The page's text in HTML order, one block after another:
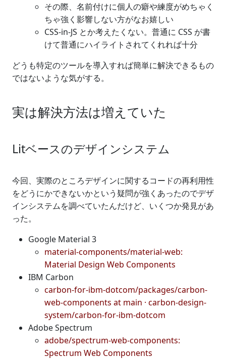
その際、名前付けに個人の癖や練度がめちゃく
ちゃ強く影響しない方がなお嬉しい
CSS-in-JS とか考えたくない。普通に CSS が書
けて普通にハイライトされてくれれば十分
どうも特定のツールを導入すれば簡単に解決できるもの
ではないような気がする。
実は解決方法は増えていた
Litベースのデザインシステム
今回、実際のところデザインに関するコードの再利用性
をどうにかできないかという疑問が強くあったのでデザ
インシステムを調べていたんだけど、いくつか発見があ
った。
Google Material 3
material-components/material-web:
Material Design Web Components
IBM Carbon
carbon-for-ibm-dotcom/packages/carbon-
web-components at main · carbon-design-
system/carbon-for-ibm-dotcom
Adobe Spectrum
adobe/spectrum-web-components:
Spectrum Web Components